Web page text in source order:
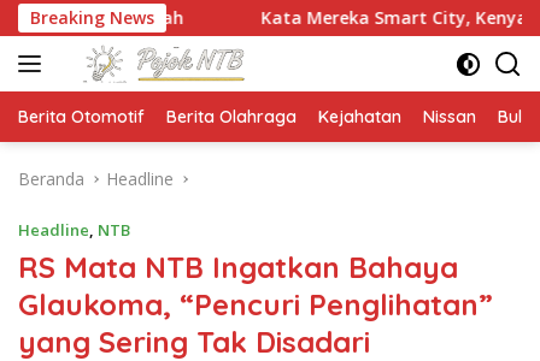
Langsung
ke
konten
Breaking NewsKata Mereka Smart City, Kenyataannya Jalan
Berita Otomotif Berita Olahraga Kejahatan Nissan
Beranda Headline
Headline, NTB
RS Mata NTB Ingatkan Bahaya
Glaukoma, “Pencuri Penglihatan”
yang Sering Tak Disadari